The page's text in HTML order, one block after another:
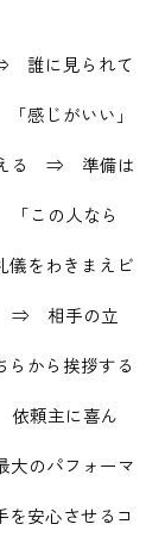
誰に見られて
感じがいい」
える ⇒ 準備は
この人なら
をわきまえビ
⇒ 相手の立
から挨拶する
頼主に喜ん
のパフォーマ
安心させるコ